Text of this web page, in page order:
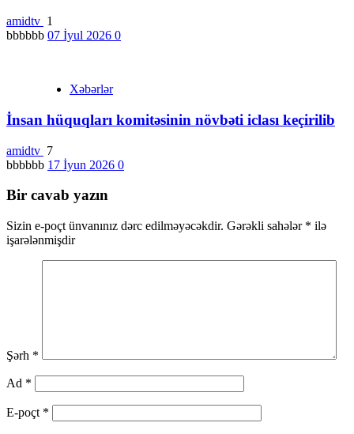
amidtv 1
bbbbbb 07 İyul 2026 0
Xəbərlər
İnsan hüquqları komitəsinin növbəti iclası keçirilib
amidtv 7
bbbbbb 17 İyun 2026 0
Bir cavab yazın
Sizin e-poçt ünvanınız dərc edilməyəcəkdir. Gərəkli sahələr * ilə
işarələnmişdir
Şərh *
Ad *
E-poçt *